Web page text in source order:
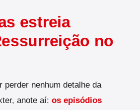
estreia
no
perder nenhum detalhe da
anote aí: os episódios